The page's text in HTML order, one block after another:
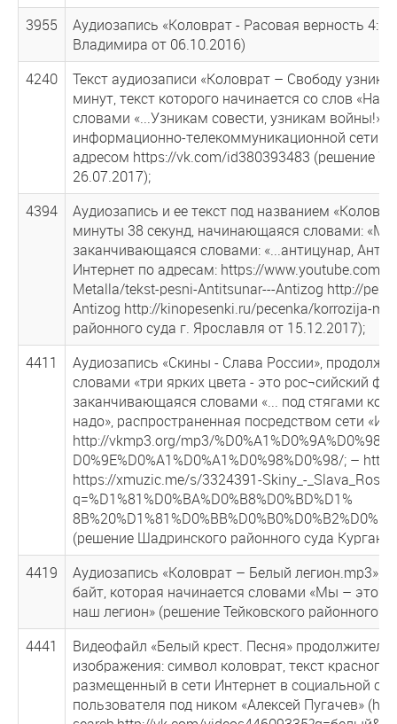
3955
Аудиозапись «Коловрат - Расовая верность
Владимира от 06.10.2016)
4240
Текст аудиозаписи «Коловрат – Свободу
минут, текст которого начинается со слов
словами «...Узникам совести, узникам войны!»,
информационно-телекоммуникационной сети
адресом https://vk.com/id380393483 (решение
26.07.2017);
4394
Аудиозапись и ее текст под названием
минуты 38 секунд, начинающаяся словами:
заканчивающаяся словами: «...антицунар,
Интернет по адресам: https://www.youtube.com/
Metalla/tekst-pesni-Antitsunar---Antizog http://
Antizog http://kinopesenki.ru/pecenka/korrozija-
районного суда г. Ярославля от 15.12.2017);
4411
Аудиозапись «Скины - Слава России»,
словами «три ярких цвета - это рос¬сийский
заканчивающаяся словами «... под стягами
надо», распространенная посредством сети
http://vkmp3.org/mp3/
D0%9E%D0%A1%D0%A1%D0%98%D0%98/; –
https://xmuzic.me/s/3324391-Skiny_-
q=%D1%81%D0%BA%D0%B8%D0%BD%D1%
(решение Шадринского районного суда
4419
Аудиозапись «Коловрат – Белый легион.mp3»,
байт, которая начинается словами «Мы – это
наш легион» (решение Тейковского районного
4441
Видеофайл «Белый крест. Песня»
изображения: символ коловрат, текст
размещенный в сети Интернет в социальной
пользователя под ником «Алексей Пугачев»